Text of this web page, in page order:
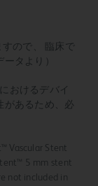
ので、 臨床で
タより）
おけるデバイ
があるため、必
Vascular Stent
5 mm stent
not included in